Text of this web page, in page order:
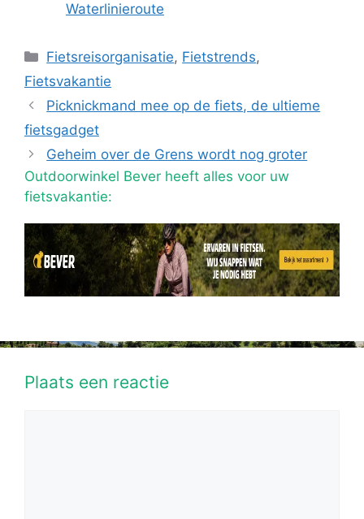
Waterlinieroute
Categorieën
Fietsreisorganisatie, Fietstrends,
Fietsvakantie
Picknickmand mee op de fiets, de ultieme
fietsgadget
Geheim over de Grens wordt nog groter
Outdoorwinkel Bever heeft alles voor uw
fietsvakantie:
Plaats een reactie